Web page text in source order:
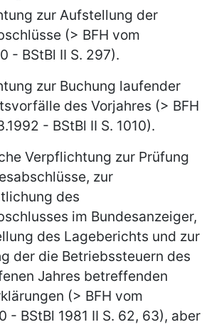
zur Aufstellung der
(> BFH vom
- BStBl II S. 297).
zur Buchung laufender
des Vorjahres (> BFH
- BStBl II S. 1010).
Verpflichtung zur Prüfung
zur
des
im Bundesanzeiger,
des Lageberichts und zur
der die Betriebssteuern des
Jahres betreffenden
(> BFH vom
- BStBl 1981 II S. 62, 63), aber